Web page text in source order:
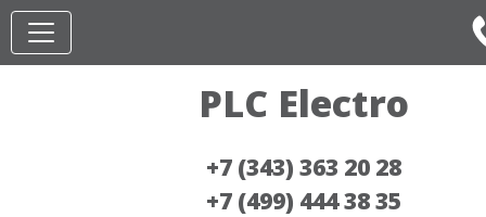
PLC Electro
+7 (343) 363 20 28
+7 (499) 444 38 35